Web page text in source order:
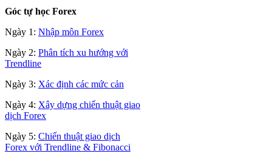
Góc tự học Forex
Ngày 1: Nhập môn Forex
Ngày 2: Phân tích xu hướng với
Trendline
Ngày 3: Xác định các mức cản
Ngày 4: Xây dựng chiến thuật giao
dịch Forex
Ngày 5: Chiến thuật giao dịch
Forex với Trendline & Fibonacci